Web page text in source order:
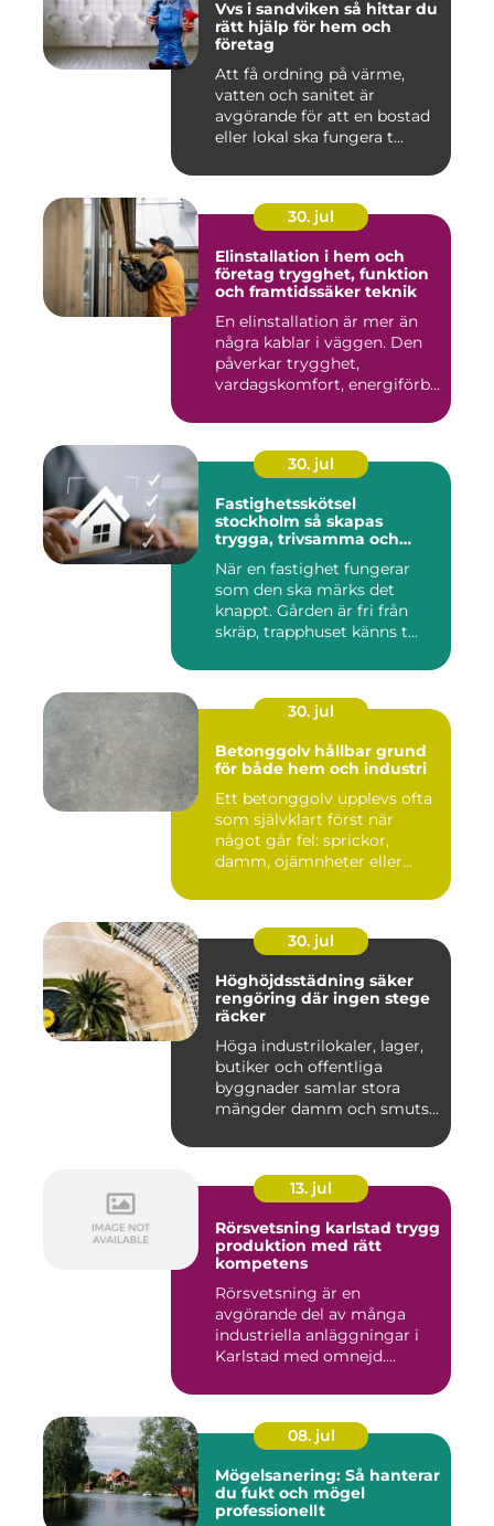
Vvs i sandviken så hittar du
rätt hjälp för hem och
företag
Att få ordning på värme,
vatten och sanitet är
avgörande för att en bostad
eller lokal ska fungera t...
30. jul
Elinstallation i hem och
företag trygghet, funktion
och framtidssäker teknik
En elinstallation är mer än
några kablar i väggen. Den
påverkar trygghet,
vardagskomfort, energiförb...
30. jul
Fastighetsskötsel
stockholm så skapas
trygga, trivsamma och
När en fastighet fungerar
som den ska märks det
knappt. Gården är fri från
skräp, trapphuset känns t...
30. jul
Betonggolv hållbar grund
för både hem och industri
Ett betonggolv upplevs ofta
som självklart först när
något går fel: sprickor,
damm, ojämnheter eller...
30. jul
Höghöjdsstädning säker
rengöring där ingen stege
räcker
Höga industrilokaler, lager,
butiker och offentliga
byggnader samlar stora
mängder damm och smuts
13. jul
Rörsvetsning karlstad trygg
produktion med rätt
kompetens
Rörsvetsning är en
avgörande del av många
industriella anläggningar i
Karlstad med omnejd.
08. jul
Mögelsanering: Så hanterar
du fukt och mögel
professionellt